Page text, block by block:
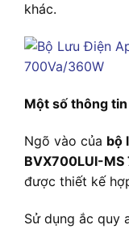
khác.
Một số thông
Ngõ vào của bộ
BVX700LUI-
được thiết kế
Sử dụng ắc quy